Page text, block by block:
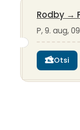
Rodby →
P, 9. aug,
Otsi